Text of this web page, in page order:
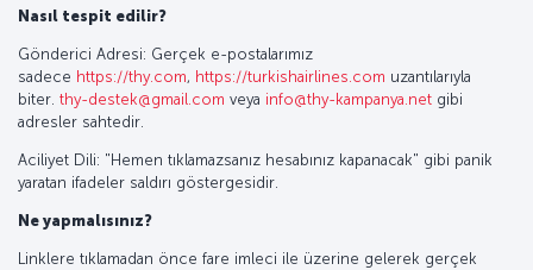
Nasıl tespit edilir?
Gönderici Adresi: Gerçek e-postalarımız
sadece https://thy.com, https://turkishairlines.com uzantılarıyla
biter. thy-destek@gmail.com veya info@thy-kampanya.net gibi
adresler sahtedir.
Aciliyet Dili: "Hemen tıklamazsanız hesabınız kapanacak" gibi panik
yaratan ifadeler saldırı göstergesidir.
Ne yapmalısınız?
Linklere tıklamadan önce fare imleci ile üzerine gelerek gerçek